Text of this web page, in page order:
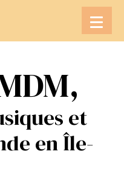
contenu
et
en Île-